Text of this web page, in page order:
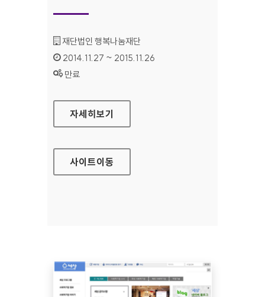
기관명 :
재단법인 행복나눔재단
인증기간 :
2014.11.27 ~ 2015.11.26
상태 :
만료
세상 콘테스트 홈페이지
자세히보기
사이트이동